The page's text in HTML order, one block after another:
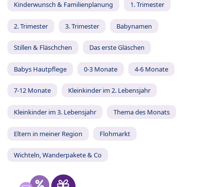
Kinderwunsch & Familienplanung 1. Trimester
2. Trimester 3. Trimester Babynamen
Stillen & Fläschchen Das erste Gläschen
Babys Hautpflege 0-3 Monate 4-6 Monate
7-12 Monate Kleinkinder im 2. Lebensjahr
Kleinkinder im 3. Lebensjahr Thema des Monats
Eltern in meiner Region Flohmarkt
Wichteln, Wanderpakete & Co